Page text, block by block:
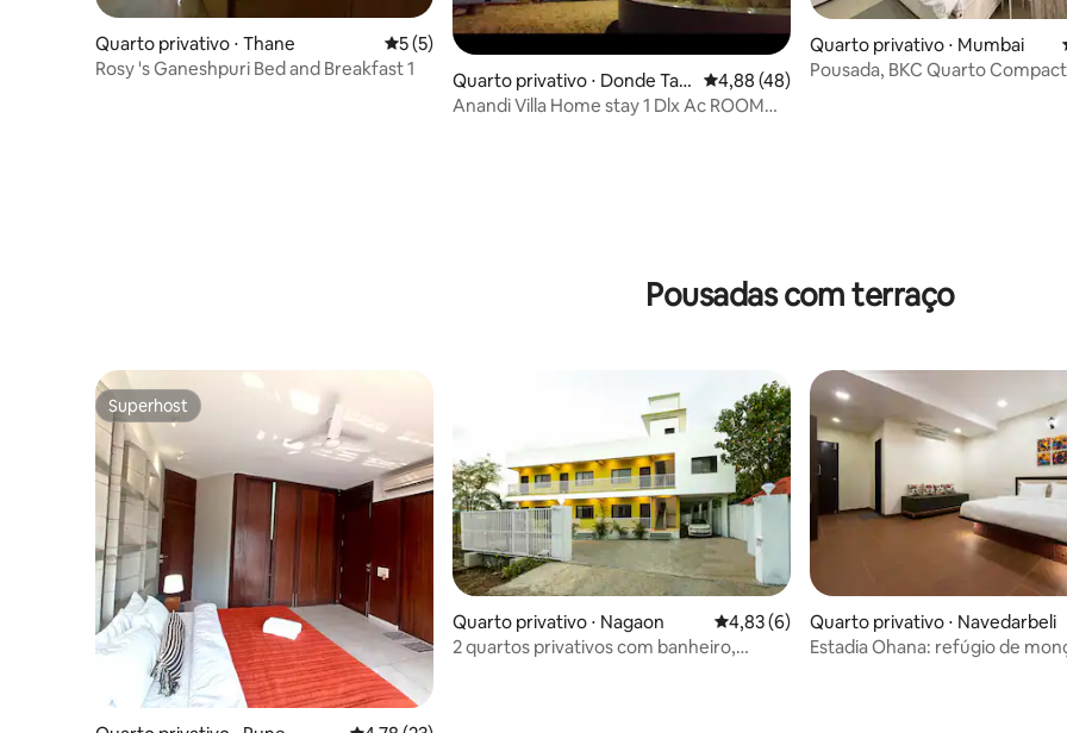
Quarto privativo ⋅ Thane 5 de uma avaliação média de 5, 5 avaliações
5 (5)
Rosy 's Ganeshpuri Bed and Breakfast 1
Quarto privativo ⋅ Donde Tarf
Nandgaon
4,88 de uma avaliação média de 5, 48
4,88 (48)
Anandi Villa Home stay 1 Dlx Ac ROOM
Quarto privativo ⋅ Mumbai
Pousada, BKC Quarto
Pousadas com terraço
Superhost
Superhost
Quarto privativo ⋅ Nagaon 4,83 de uma avaliação média de 5, 6
4,83 (6)
2 quartos privativos com banheiro,
Quarto privativo ⋅ Navedarbeli
Estadia Ohana: refúgio de